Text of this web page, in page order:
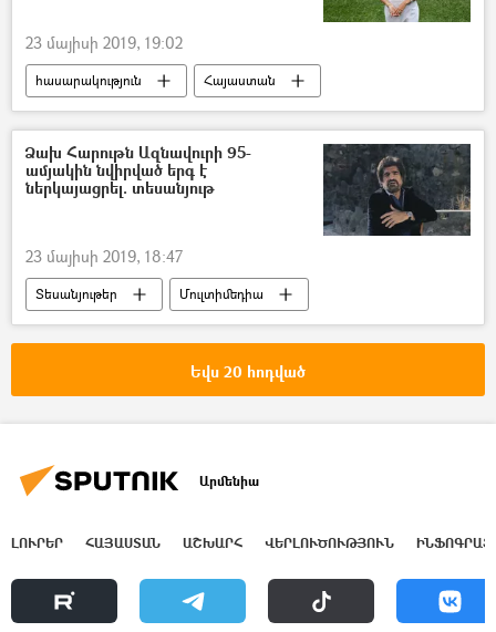
23 մայիսի 2019, 19:02
հասարակություն
Հայաստան
Ամերիկայի Միացյալ Նահանգներ
Ձախ Հարութն Ազնավուրի 95-
ամյակին նվիրված երգ է
ներկայացրել. տեսանյութ
23 մայիսի 2019, 18:47
Տեսանյութեր
Մուլտիմեդիա
Շառլ Ազնավուր
Հարութ Փամբուկչյան
Եվս 20 հոդված
Արմենիա
ԼՈՒՐԵՐ ՀԱՅԱՍՏԱՆ ԱՇԽԱՐՀ ՎԵՐԼՈՒԾՈՒԹՅՈՒՆ